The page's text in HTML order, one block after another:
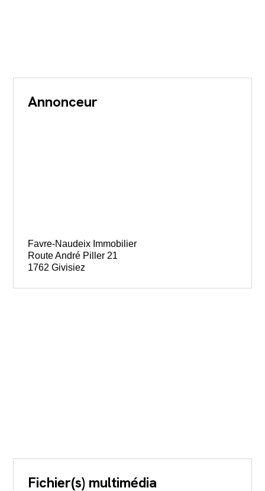
Annonceur
Favre-Naudeix Immobilier
Route André Piller 21
1762 Givisiez
Fichier(s) multimédia